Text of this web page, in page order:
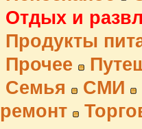
Отдых и
Продукты
Прочее
Семья
СМИ
ремонт